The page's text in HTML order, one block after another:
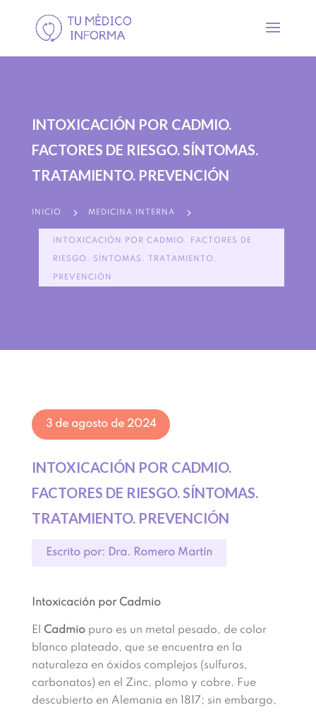
INTOXICACIÓN POR CADMIO.
FACTORES DE RIESGO. SÍNTOMAS.
TRATAMIENTO. PREVENCIÓN
INICIO 5 MEDICINA INTERNA 5
INTOXICACIÓN POR CADMIO. FACTORES DE
RIESGO. SÍNTOMAS. TRATAMIENTO.
PREVENCIÓN
3 de agosto de 2024
INTOXICACIÓN POR CADMIO.
FACTORES DE RIESGO. SÍNTOMAS.
TRATAMIENTO. PREVENCIÓN
Escrito por: Dra. Romero Martín
Intoxicación por Cadmio
El Cadmiopuro es un metal pesado, de color
blanco plateado, que se encuentra en la
naturaleza en óxidos complejos (sulfuros,
carbonatos) en el Zinc, plomo y cobre. Fue
descubierto en Alemania en 1817; sin embargo,